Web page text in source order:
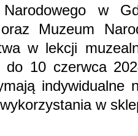
Narodowego w
Muzeum
w lekcji
do 10 czerwca
indywidualne
w